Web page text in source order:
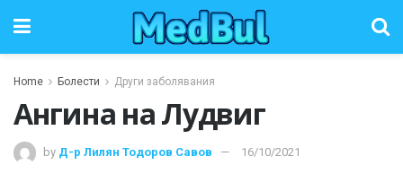
Home Болести Други заболявания
Ангина на Лудвиг
by Д-р Лилян Тодоров Савов 16/10/2021